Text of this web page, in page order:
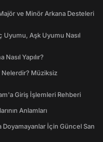
ve Minör Arkana Desteleri
Aşk Uyumu Nasıl
Yapılır?
Nelerdir? Müziksiz
Giriş İşlemleri Rehberi
Anlamları
Doyamayanlar İçin Güncel San